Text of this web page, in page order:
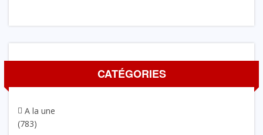
CATÉGORIES
A la une
(783)